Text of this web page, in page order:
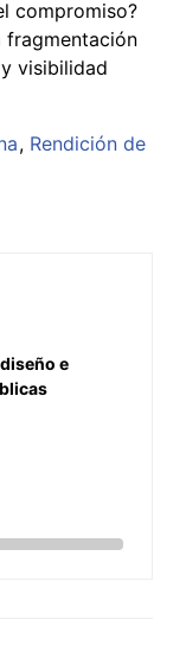
compromiso?
fragmentación
visibilidad
Rendición de
e